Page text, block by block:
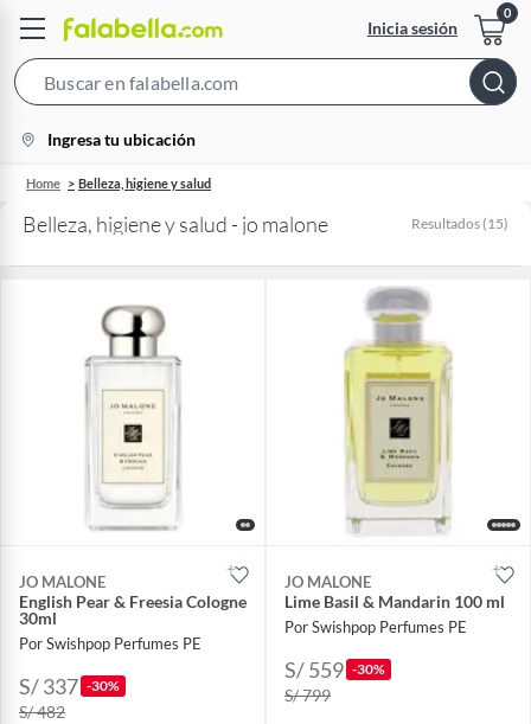
Inicia sesión
Bar
location-
icon
Ingresa tu ubicación
Home Belleza, higiene y salud
Belleza, higiene y salud - jo malone Resultados (15)
JO MALONE
English Pear & Freesia Cologne
30ml
Por Swishpop Perfumes PE
S/ 337 -30%
S/ 482
JO MALONE
Lime Basil & Mandarin 100 ml
Por Swishpop Perfumes PE
S/ 559 -30%
S/ 799